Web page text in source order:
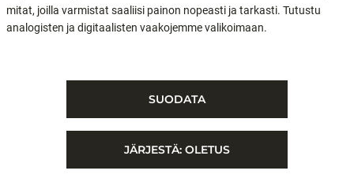
mitat, joilla varmistat saaliisi painon nopeasti ja tarkasti. Tutustu
analogisten ja digitaalisten vaakojemme valikoimaan.
SUODATA
JÄRJESTÄ: OLETUS